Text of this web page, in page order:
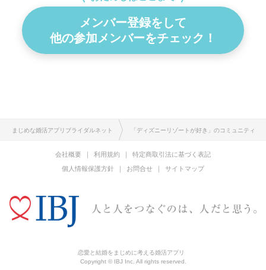
メンバー登録をして
他の参加メンバーをチェック！
まじめな婚活アプリブライダルネット 「ディズニーリゾートが好き」のコミュニティ
会社概要 利用規約
特定商取引法に基づく表記
個人情報保護方針
お問合せ サイトマップ
恋愛と結婚をまじめに考える婚活アプリ
Copyright © IBJ Inc. All rights reserved.